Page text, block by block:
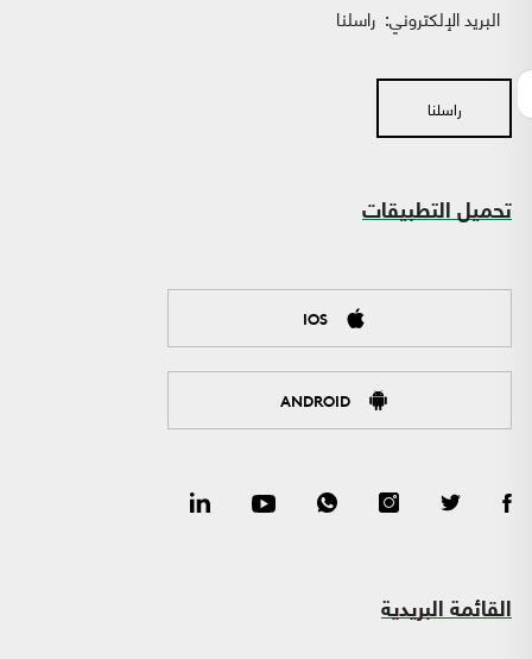
البريد الإلكتروني: راسلنا
راسلنا
تحميل التطبيقات
IOS
ANDROID
القائمة البريدية